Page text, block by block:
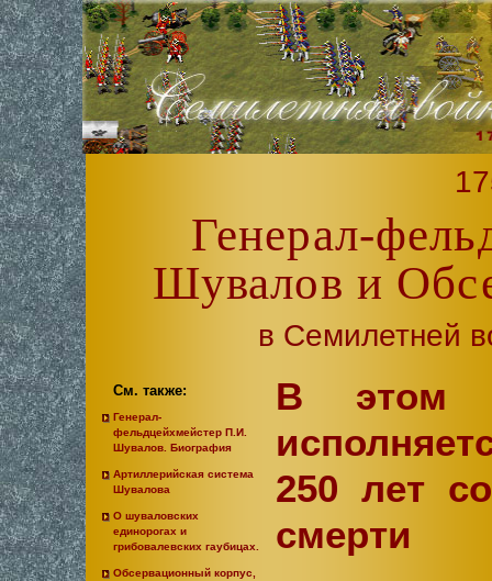
Генерал-
Шувалов и
в Семилетней
См. также:
Генерал-
фельдцейхмейстер П.И.
Шувалов. Биография
Артиллерийская система
Шувалова
О шуваловских
единорогах и
грибовалевских гаубицах.
Обсервационный корпус,
В этом
250 лет
смерти